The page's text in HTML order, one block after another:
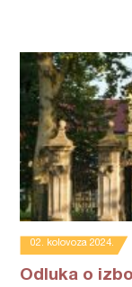
02. kolovoza 2024.
Odluka o